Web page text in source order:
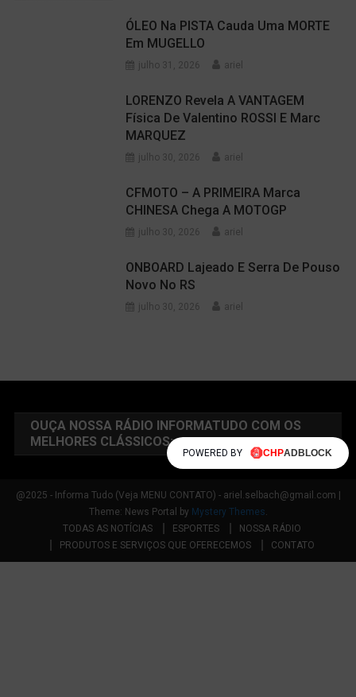
ÓLEO Na PISTA Cauda Uma MORTE
Em MUGELLO
julho 31, 2026 ariel
LORENZO Revela A VANTAGEM
Física De Valentino ROSSI E Marc
MARQUEZ
julho 30, 2026 ariel
CFMOTO – A PRIMEIRA Marca
CHINESA Chega A MOTOGP
julho 30, 2026 ariel
ONBOARD Lajeado E Serra De Pouso
Novo No RS
julho 30, 2026 ariel
OUÇA NOSSA RÁDIO INFORMATUDO COM OS
MELHORES CLÁSSICOS:
@2025 - Informa Tudo (Veja MENU CONTATO) - ariel.selbach@gmail.com
Theme: News Portal by Mystery Themes.
TODAS AS NOTÍCIAS
ESPORTES
NOSSA RÁDIO
PRODUTOS E SERVIÇOS QUE OFERECEMOS
CONTATO
POWERED BY